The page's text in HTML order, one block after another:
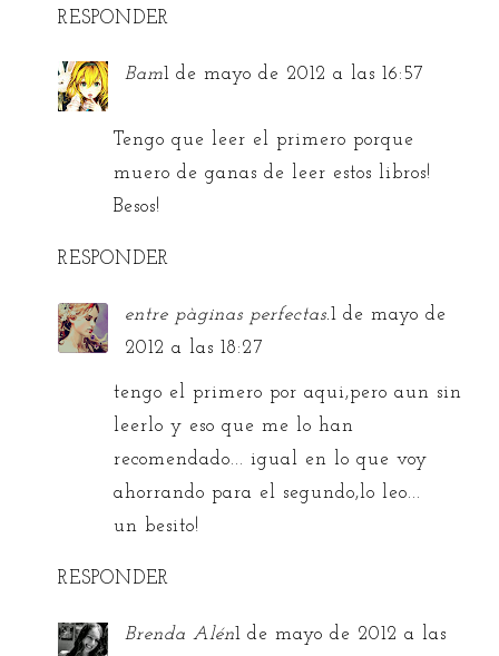
RESPONDER
Bam1 de mayo de 2012 a las 16:57
Tengo que leer el primero porque
muero de ganas de leer estos libros!
Besos!
RESPONDER
entre pàginas perfectas.1 de mayo de
2012 a las 18:27
tengo el primero por aqui,pero aun sin
leerlo y eso que me lo han
recomendado... igual en lo que voy
ahorrando para el segundo,lo leo...
un besito!
RESPONDER
Brenda Alén1 de mayo de 2012 a las